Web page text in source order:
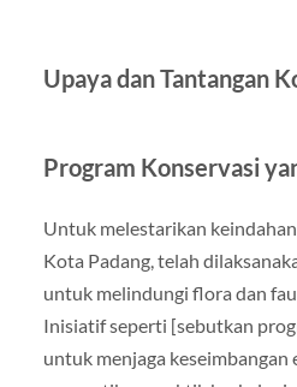
Upaya dan Tantangan
Program Konservasi
Untuk melestarikan
Kota Padang, telah
untuk melindungi flora dan
Inisiatif seperti [sebutkan
untuk menjaga keseimbangan